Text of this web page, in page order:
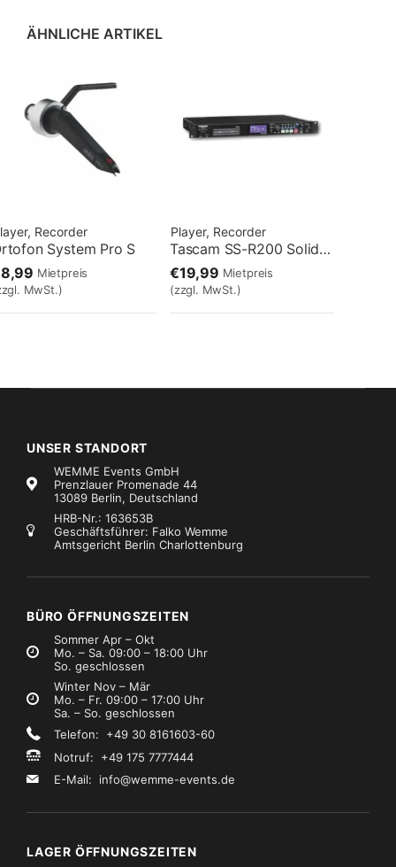
ÄHNLICHE ARTIKEL
Recorder
System Pro S
Mietpreis
MwSt.)
Player, Recorder
Tascam SS-R200 Solid-State-Recorder
€19,99 Mietpreis
(zzgl. MwSt.)
Recorder
MwSt.)
Player, Recorder
(zzgl. MwSt.)
UNSER STANDORT
WEMME Events GmbH
Prenzlauer Promenade 44
13089 Berlin, Deutschland
HRB-Nr.: 163653B
Geschäftsführer: Falko Wemme
Amtsgericht Berlin Charlottenburg
BÜRO ÖFFNUNGSZEITEN
Sommer Apr – Okt
Mo. – Sa. 09:00 – 18:00 Uhr
So. geschlossen
Winter Nov – Mär
Mo. – Fr. 09:00 – 17:00 Uhr
Sa. – So. geschlossen
Telefon: +49 30 8161603-60
Notruf: +49 175 7777444
E-Mail: info@wemme-events.de
LAGER ÖFFNUNGSZEITEN